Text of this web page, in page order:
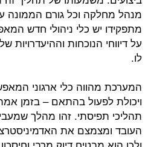
וכל גורם הממונה על עובדים
כלי ניהולי חדש המאפשר לו
וההיעדרויות של העובדים
כלי ארגוני המאפשר קבלת
בהתאם – בזמן אמת. התוצאה
זהו מהלך שמעביר את
את האדמיניסטרציה והניירת